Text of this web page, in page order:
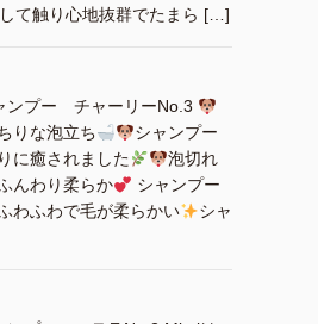
て触り心地抜群でたまら […]
ンプー チャーリーNo.3
りな泡立ち
シャンプー
に癒されました
泡切れ
んわり柔らか
シャンプー
わふわで毛が柔らかい
シャ